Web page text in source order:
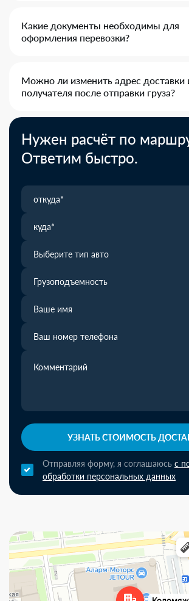
Какие документы необходимы для
оформления перевозки?
Можно ли изменить адрес доставки
получателя после отправки груза?
Нужен расчёт по
Ответим быстро.
Выберите тип авто
Грузоподъемность
УЗНАТЬ СТОИМОСТЬ
Отправляя форму, я соглашаюсь с
обработки персональных данных